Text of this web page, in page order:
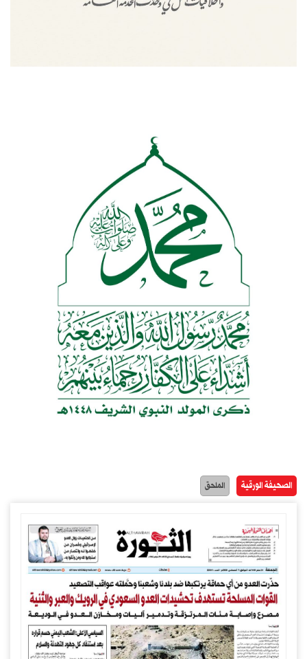
الصحيفة الورقية الملحق